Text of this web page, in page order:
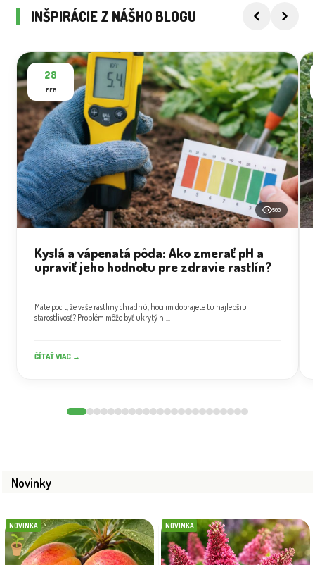
INŠPIRÁCIE Z NÁŠHO BLOGU
28
FEB
500
Kyslá a vápenatá pôda: Ako zmerať pH a
upraviť jeho hodnotu pre zdravie rastlín?
Máte pocit, že vaše rastliny chradnú, hoci im doprajete tú najlepšiu
starostlivosť? Problém môže byť ukrytý hl...
ČÍTAŤ VIAC →
Novinky
NOVINKA NOVINKA